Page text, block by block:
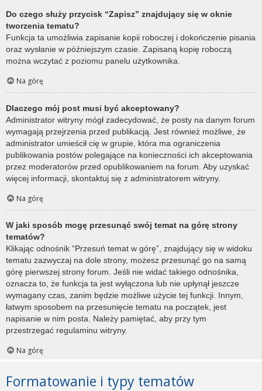
Do czego służy przycisk “Zapisz” znajdujący się w oknie
tworzenia tematu?
Funkcja ta umożliwia zapisanie kopii roboczej i dokończenie pisania
oraz wysłanie w późniejszym czasie. Zapisaną kopię roboczą
można wczytać z poziomu panelu użytkownika.
Na górę
Dlaczego mój post musi być akceptowany?
Administrator witryny mógł zadecydować, że posty na danym forum
wymagają przejrzenia przed publikacją. Jest również możliwe, że
administrator umieścił cię w grupie, która ma ograniczenia
publikowania postów polegające na konieczności ich akceptowania
przez moderatorów przed opublikowaniem na forum. Aby uzyskać
więcej informacji, skontaktuj się z administratorem witryny.
Na górę
W jaki sposób mogę przesunąć swój temat na górę strony
tematów?
Klikając odnośnik “Przesuń temat w górę”, znajdujący się w widoku
tematu zazwyczaj na dole strony, możesz przesunąć go na samą
górę pierwszej strony forum. Jeśli nie widać takiego odnośnika,
oznacza to, że funkcja ta jest wyłączona lub nie upłynął jeszcze
wymagany czas, zanim będzie możliwe użycie tej funkcji. Innym,
łatwym sposobem na przesunięcie tematu na początek, jest
napisanie w nim posta. Należy pamiętać, aby przy tym
przestrzegać regulaminu witryny.
Na górę
Formatowanie i typy tematów